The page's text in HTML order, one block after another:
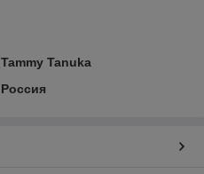
Tammy Tanuka
Россия